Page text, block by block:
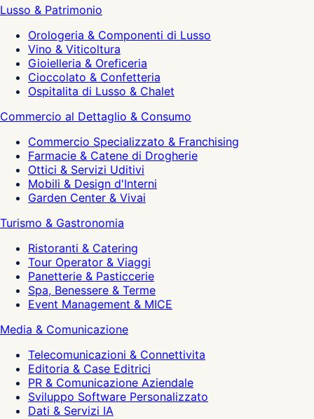
Lusso & Patrimonio
Orologeria & Componenti di Lusso
Vino & Viticoltura
Gioielleria & Oreficeria
Cioccolato & Confetteria
Ospitalita di Lusso & Chalet
Commercio al Dettaglio & Consumo
Commercio Specializzato & Franchising
Farmacie & Catene di Drogherie
Ottici & Servizi Uditivi
Mobili & Design d'Interni
Garden Center & Vivai
Turismo & Gastronomia
Ristoranti & Catering
Tour Operator & Viaggi
Panetterie & Pasticcerie
Spa, Benessere & Terme
Event Management & MICE
Media & Comunicazione
Telecomunicazioni & Connettivita
Editoria & Case Editrici
PR & Comunicazione Aziendale
Sviluppo Software Personalizzato
Dati & Servizi IA